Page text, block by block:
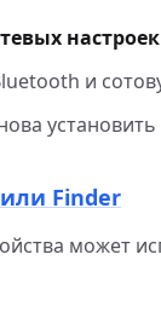
настроек
и
или Finder
может